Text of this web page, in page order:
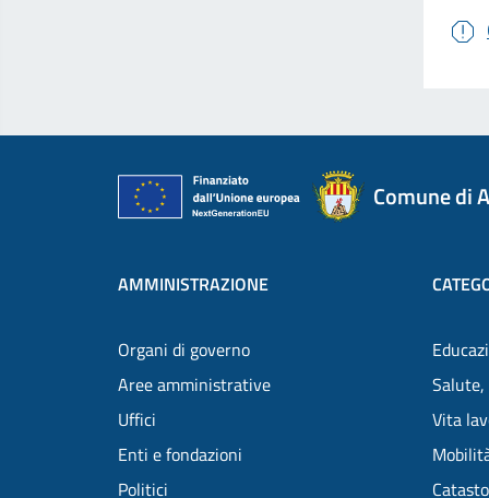
Comune di
AMMINISTRAZIONE
Organi di governo
Aree amministrative
Uffici
Enti e fondazioni
Politici
Salute,
Vita